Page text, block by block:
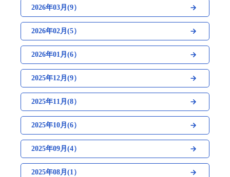
2026年03月(9）
2026年02月(5）
2026年01月(6）
2025年12月(9）
2025年11月(8）
2025年10月(6）
2025年09月(4）
2025年08月(1）